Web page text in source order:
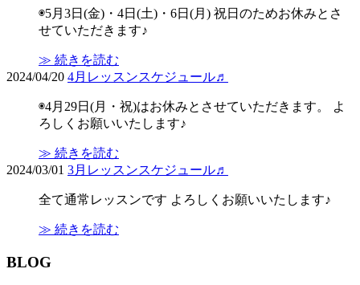
◉5月3日(金)・4日(土)・6日(月) 祝日のためお休みとさ
せていただきます♪
≫ 続きを読む
2024/04/20 4月レッスンスケジュール♬
◉4月29日(月・祝)はお休みとさせていただきます。 よ
ろしくお願いいたします♪
≫ 続きを読む
2024/03/01 3月レッスンスケジュール♬
全て通常レッスンです よろしくお願いいたします♪
≫ 続きを読む
BLOG